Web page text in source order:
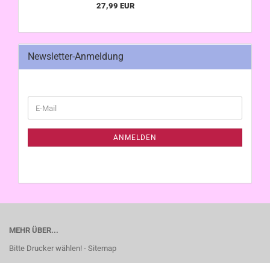
27,99 EUR
Newsletter-Anmeldung
ZUR
E-
Mail
ANMELDEN
MEHR ÜBER...
Bitte Drucker wählen! - Sitemap